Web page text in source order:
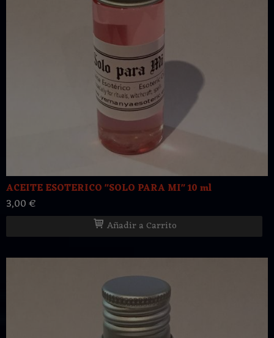
ACEITE ESOTERICO "SOLO PARA MI" 10 ml
3,00 €
Añadir a Carrito